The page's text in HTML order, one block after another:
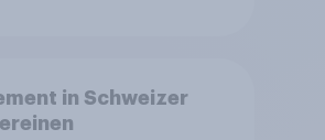
in Schweizer